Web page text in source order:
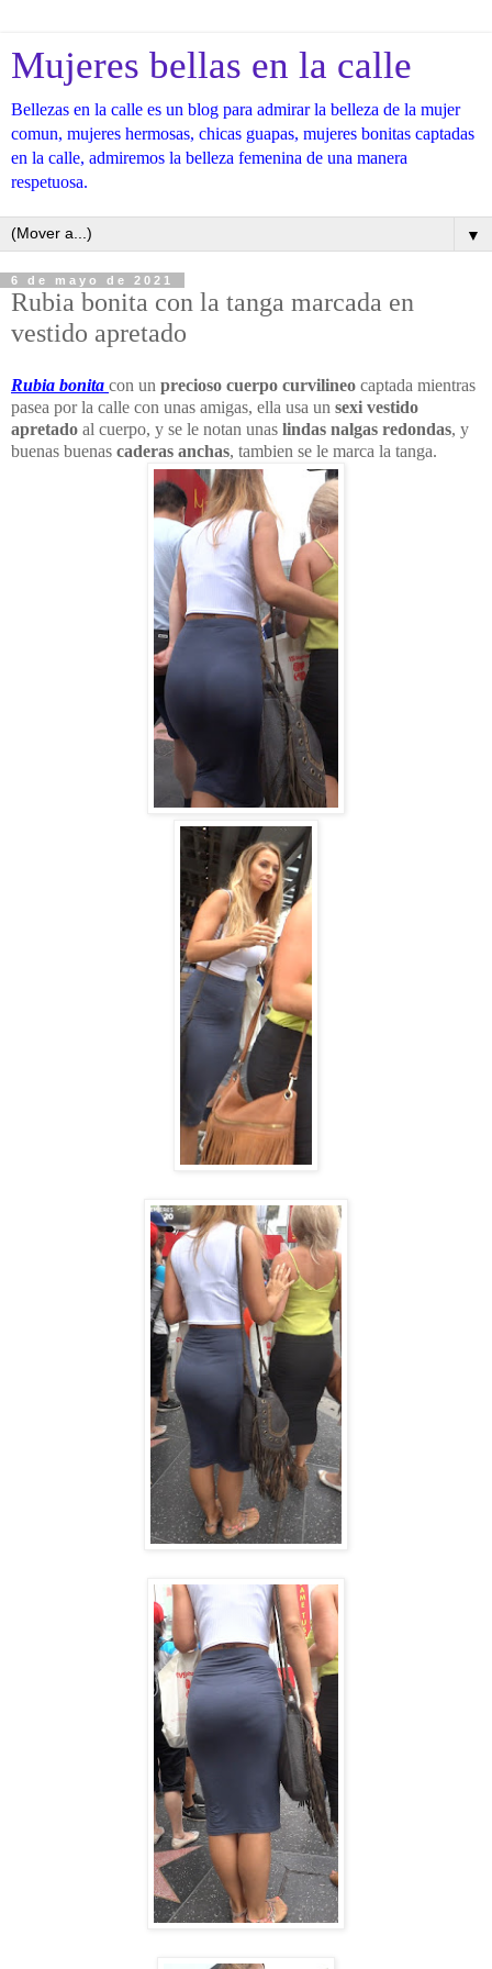
Mujeres bellas en la calle
Bellezas en la calle es un blog para admirar la belleza de la mujer
comun, mujeres hermosas, chicas guapas, mujeres bonitas captadas
en la calle, admiremos la belleza femenina de una manera
respetuosa.
▼
6 de mayo de 2021
Rubia bonita con la tanga marcada en
vestido apretado
Rubia bonita con un precioso cuerpo curvilineo captada mientras
pasea por la calle con unas amigas, ella usa un sexi vestido
apretado al cuerpo, y se le notan unas lindas nalgas redondas, y
buenas buenas caderas anchas, tambien se le marca la tanga.